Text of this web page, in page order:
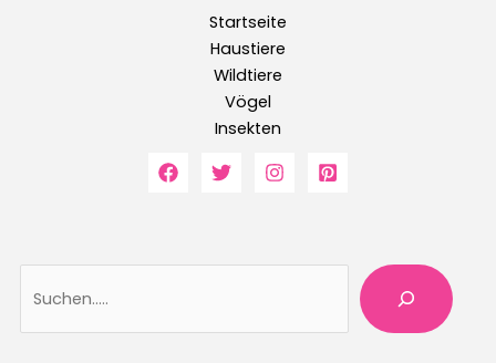
Startseite
Haustiere
Wildtiere
Vögel
Insekten